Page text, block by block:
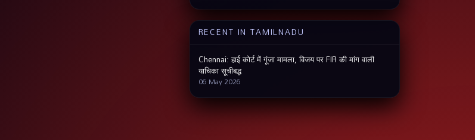
RECENT IN TAMILNADU
Chennai: हाई कोर्ट में गूंजा मामला, विजय पर FIR की मांग वाली
याचिका सूचीबद्ध
06 May 2026